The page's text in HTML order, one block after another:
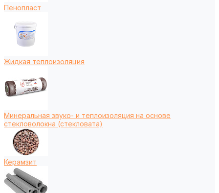
Пенопласт
Жидкая теплоизоляция
Минеральная звуко- и теплоизоляция на основе
стекловолокна (стекловата)
Керамзит